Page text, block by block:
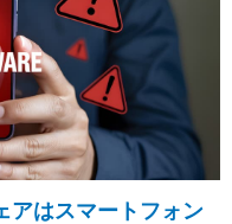
アはスマートフォン